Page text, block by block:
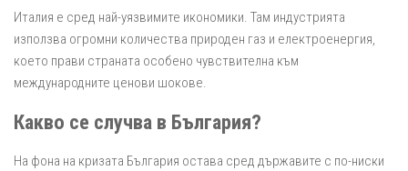
Италия е сред най-уязвимите икономики. Там индустрията
използва огромни количества природен газ и електроенергия,
което прави страната особено чувствителна към
международните ценови шокове.
Какво се случва в България?
На фона на кризата България остава сред държавите с по-ниски